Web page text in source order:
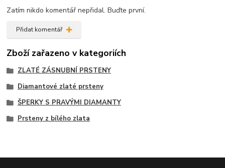
Zatím nikdo komentář nepřidal. Buďte první.
Přidat komentář
Zboží zařazeno v kategoriích
ZLATÉ ZÁSNUBNÍ PRSTENY
Diamantové zlaté prsteny
ŠPERKY S PRAVÝMI DIAMANTY
Prsteny z bílého zlata